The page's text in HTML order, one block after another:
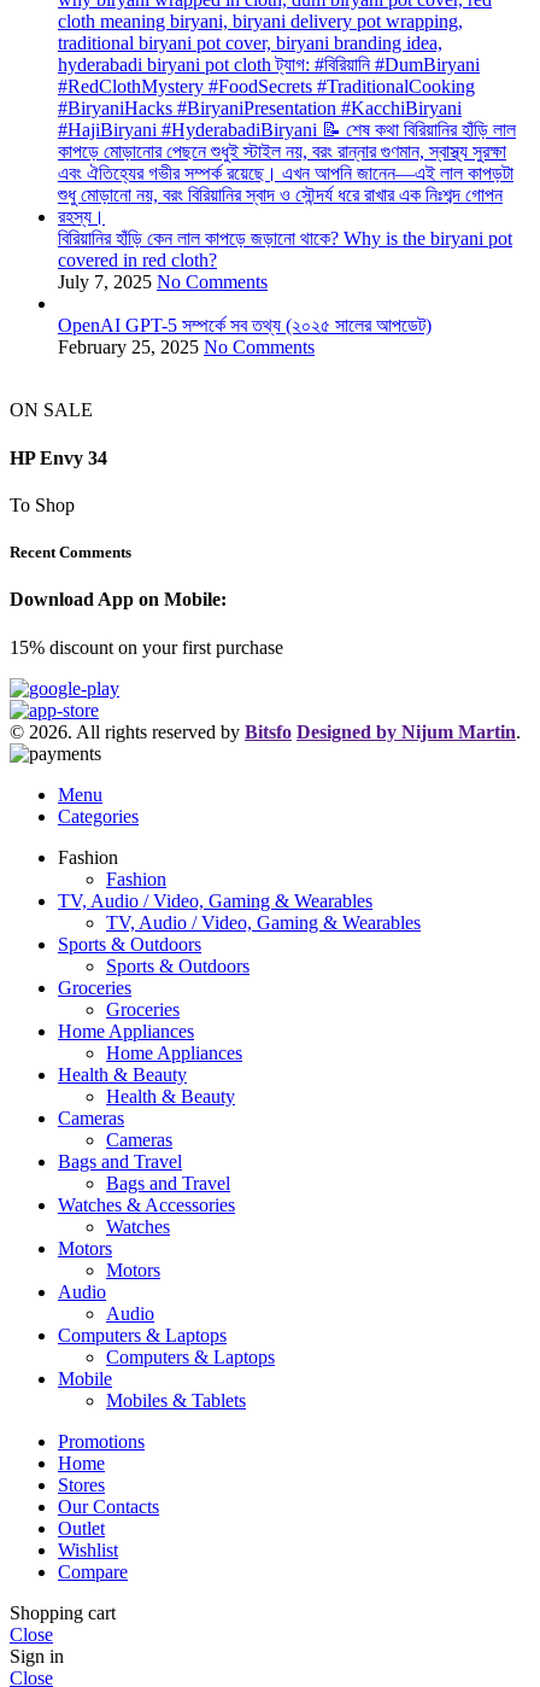
বিরিয়ানির হাঁড়ি কেন লাল কাপড়ে জড়ানো থাকে? Why is the biryani pot
covered in red cloth?
July 7, 2025 No Comments
OpenAI GPT-5 সম্পর্কে সব তথ্য (২০২৫ সালের আপডেট)
February 25, 2025 No Comments
ON SALE
HP Envy 34
To Shop
Recent Comments
Download App on Mobile:
15% discount on your first purchase
© 2026. All rights reserved by Bitsfo Designed by Nijum Martin.
Menu
Categories
Fashion
Fashion
TV, Audio / Video, Gaming & Wearables
TV, Audio / Video, Gaming & Wearables
Sports & Outdoors
Sports & Outdoors
Groceries
Groceries
Home Appliances
Home Appliances
Health & Beauty
Health & Beauty
Cameras
Cameras
Bags and Travel
Bags and Travel
Watches & Accessories
Watches
Motors
Motors
Audio
Audio
Computers & Laptops
Computers & Laptops
Mobile
Mobiles & Tablets
Promotions
Home
Stores
Our Contacts
Outlet
Wishlist
Compare
Shopping cart
Close
Sign in
Close